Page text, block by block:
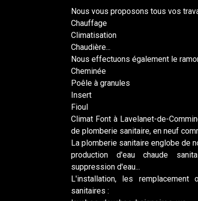
Nous vous proposons tous vos
Chauffage
Climatisation
Chaudière...
Nous effectuons également le
Cheminée
Poêle à granules
Insert
Fioul
Climat Font à Lavelanet-de-
de plomberie sanitaire, en neuf
La plomberie sanitaire englobe de
production d'eau chaude
suppression d'eau...
L'installation, les
sanitaires :